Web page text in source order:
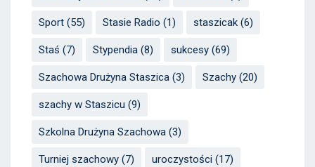
Sport (55) Stasie Radio (1) staszicak (6)
Staś (7) Stypendia (8) sukcesy (69)
Szachowa Drużyna Staszica (3) Szachy (20)
szachy w Staszicu (9)
Szkolna Drużyna Szachowa (3)
Turniej szachowy (7) uroczystości (17)